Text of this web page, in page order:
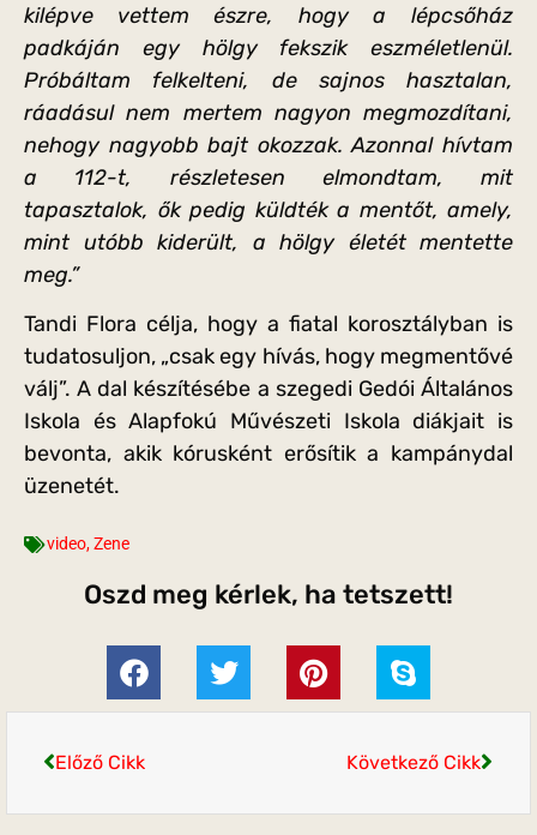
kilépve vettem észre, hogy a lépcsőház
padkáján egy hölgy fekszik eszméletlenül.
Próbáltam felkelteni, de sajnos hasztalan,
ráadásul nem mertem nagyon megmozdítani,
nehogy nagyobb bajt okozzak. Azonnal hívtam
a 112-t, részletesen elmondtam, mit
tapasztalok, ők pedig küldték a mentőt, amely,
mint utóbb kiderült, a hölgy életét mentette
meg.”
Tandi Flora célja, hogy a fiatal korosztályban is
tudatosuljon, „csak egy hívás, hogy megmentővé
válj”. A dal készítésébe a szegedi Gedói Általános
Iskola és Alapfokú Művészeti Iskola diákjait is
bevonta, akik kórusként erősítik a kampánydal
üzenetét.
video,Zene
Oszd meg kérlek, ha tetszett!
Előző Cikk Következő Cikk